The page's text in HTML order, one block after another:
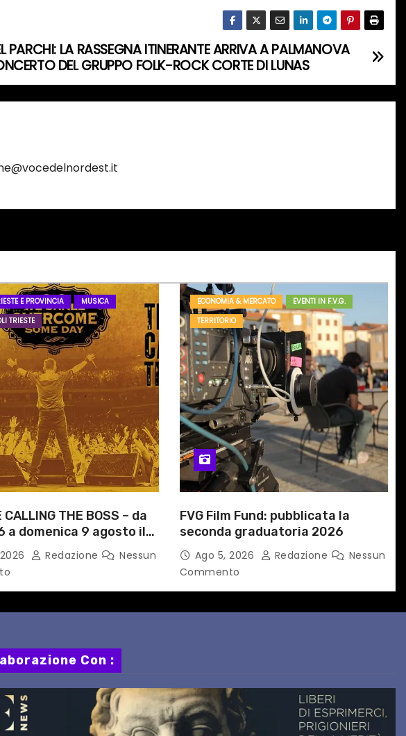
PARCHI: LA RASSEGNA ITINERANTE ARRIVA A PALMANOVA
DEL GRUPPO FOLK-ROCK CORTE DI LUNAS
E PROVINCIA
MUSICA
TRIESTE
CALLING THE BOSS – da
a domenica 9 agosto il
dedicato a
Redazione
Nessun
ECONOMIA & MERCATO
EVENTI IN F.V.G.
TERRITORIO
FVG Film Fund: pubblicata la
seconda graduatoria 2026
Ago 5, 2026 Redazione
Nessun
Commento
Con :